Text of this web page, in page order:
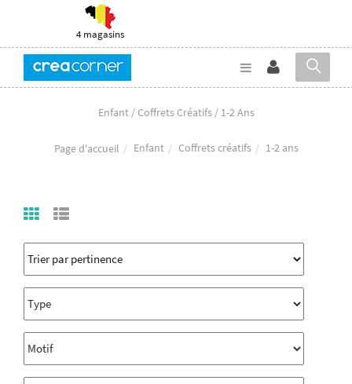
4 magasins
Enfant / Coffrets Créatifs / 1-2 Ans
Page d'accueil Enfant Coffrets créatifs 1-2 ans